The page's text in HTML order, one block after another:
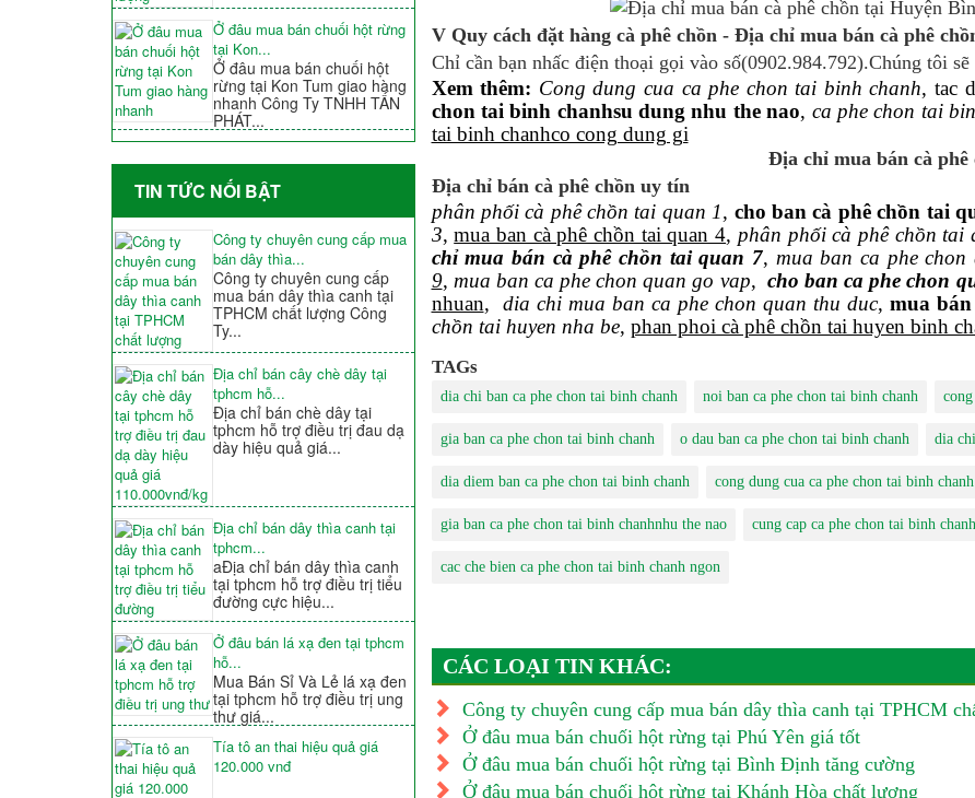
Ở đâu mua bán chuối hột rừng
tại Kon...
Ở đâu mua bán chuối hột
rừng tại Kon Tum giao hàng
nhanh Công Ty TNHH TẤN
PHÁT...
TIN TỨC NỐI BẬT
Công ty chuyên cung cấp mua
bán dây thìa...
Công ty chuyên cung cấp
mua bán dây thìa canh tại
TPHCM chất lượng Công
Ty...
Địa chỉ bán cây chè dây tại
tphcm hỗ...
Địa chỉ bán chè dây tại
tphcm hỗ trợ điều trị đau dạ
dày hiệu quả giá...
Địa chỉ bán dây thìa canh tại
tphcm...
aĐịa chỉ bán dây thìa canh
tại tphcm hỗ trợ điều trị tiểu
đường cực hiệu...
Ở đâu bán lá xạ đen tại tphcm
hỗ...
Mua Bán Sỉ Và Lẻ lá xạ đen
tại tphcm hỗ trợ điều trị ung
thư giá...
Tía tô an thai hiệu quả giá
120.000 vnđ
V Quy cách đặt hàng cà phê chồn - Địa chỉ mua bán cà phê
Chỉ cần bạn nhấc điện thoại gọi vào số(0902.984.792).Chúng tôi
Xem thêm: Cong dung cua ca phe chon tai binh chanh, tac
chon tai binh chanhsu dung nhu the nao, ca phe chon tai
tai binh chanhco cong dung gi
Địa chỉ mua bán cà
Địa chỉ bán cà phê chồn uy tín
phân phối cà phê chồn tai quan 1, cho ban cà phê chồn tai
3,mua ban cà phê chồn tai quan 4, phân phối cà phê chồn tai
chỉ mua bán cà phê chồn tai quan 7, mua ban ca phe chon
9, mua ban ca phe chon quan go vap, cho ban ca phe chon
nhuan, dia chi mua ban ca phe chon quan thu duc,mua
chồn tai huyen nha be, phan phoi cà phê chồn tai huyen binh
TAGs
dia chi ban ca phe chon tai binh chanh noi ban ca phe chon tai binh chanh
gia ban ca phe chon tai binh chanh o dau ban ca phe chon tai binh chanh dia
dia diem ban ca phe chon tai binh chanh cong dung cua ca phe chon tai binh chanh
gia ban ca phe chon tai binh chanhnhu the nao cung cap ca phe chon tai binh chanh
cac che bien ca phe chon tai binh chanh ngon
CÁC LOẠI TIN KHÁC:
Công ty chuyên cung cấp mua bán dây thìa canh tại TPHCM
Ở đâu mua bán chuối hột rừng tại Phú Yên giá tốt
Ở đâu mua bán chuối hột rừng tại Bình Định tăng cường
Ở đâu mua bán chuối hột rừng tại Khánh Hòa chất lượng